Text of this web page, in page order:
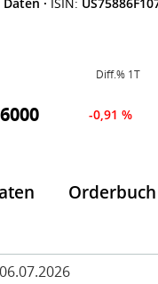
Diff.% 1T
-0,91 %
Orderbuch